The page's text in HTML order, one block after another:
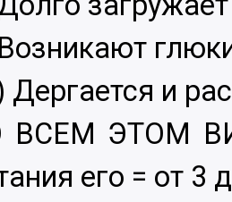
Дергается и
ВСЕМ ЭТОМ
его = от 3